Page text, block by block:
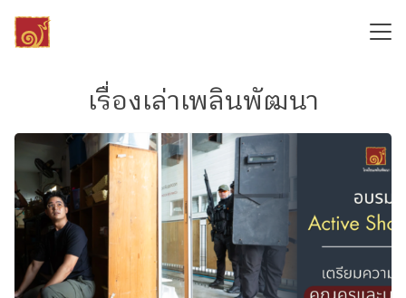
Skip
content
เรื่องเล่าเพลินพัฒนา